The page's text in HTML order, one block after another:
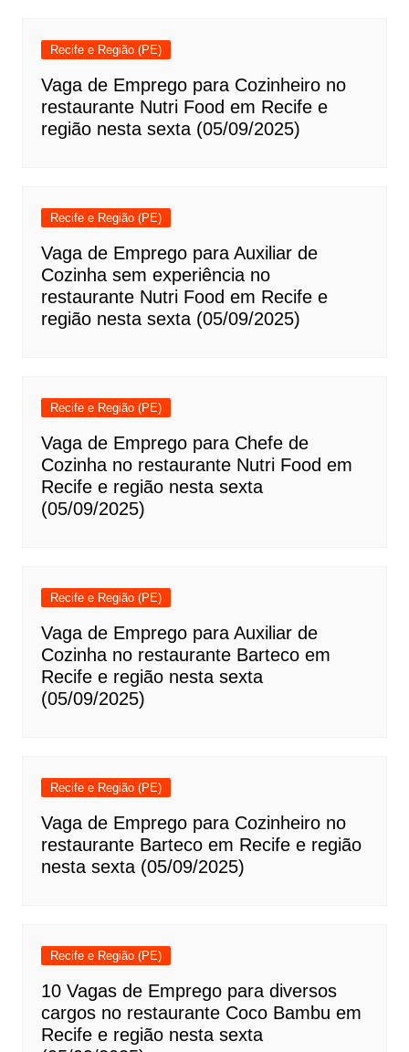
Recife e Região (PE)
Vaga de Emprego para Cozinheiro no
restaurante Nutri Food em Recife e
região nesta sexta (05/09/2025)
Recife e Região (PE)
Vaga de Emprego para Auxiliar de
Cozinha sem experiência no
restaurante Nutri Food em Recife e
região nesta sexta (05/09/2025)
Recife e Região (PE)
Vaga de Emprego para Chefe de
Cozinha no restaurante Nutri Food em
Recife e região nesta sexta
(05/09/2025)
Recife e Região (PE)
Vaga de Emprego para Auxiliar de
Cozinha no restaurante Barteco em
Recife e região nesta sexta
(05/09/2025)
Recife e Região (PE)
Vaga de Emprego para Cozinheiro no
restaurante Barteco em Recife e região
nesta sexta (05/09/2025)
Recife e Região (PE)
10 Vagas de Emprego para diversos
cargos no restaurante Coco Bambu em
Recife e região nesta sexta